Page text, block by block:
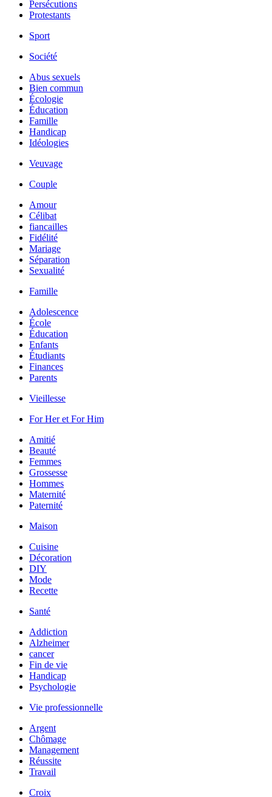
Persécutions
Protestants
Sport
Société
Abus sexuels
Bien commun
Écologie
Éducation
Famille
Handicap
Idéologies
Veuvage
Couple
Amour
Célibat
fiancailles
Fidélité
Mariage
Séparation
Sexualité
Famille
Adolescence
École
Éducation
Enfants
Étudiants
Finances
Parents
Vieillesse
For Her et For Him
Amitié
Beauté
Femmes
Grossesse
Hommes
Maternité
Paternité
Maison
Cuisine
Décoration
DIY
Mode
Recette
Santé
Addiction
Alzheimer
cancer
Fin de vie
Handicap
Psychologie
Vie professionnelle
Argent
Chômage
Management
Réussite
Travail
Croix